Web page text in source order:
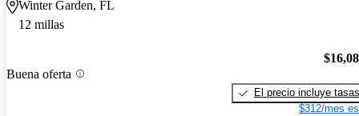
Winter Garden, FL
12 millas
Buena oferta
El precio incluye tasas
$312/mes